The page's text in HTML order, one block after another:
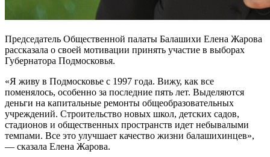
Председатель Общественной палаты Балашихи Елена Жарова
рассказала о своей мотивации принять участие в выборах
Губернатора Подмосковья.
«Я живу в Подмосковье с 1997 года. Вижу, как все
поменялось, особенно за последние пять лет. Выделяются
деньги на капитальные ремонты общеобразовательных
учреждений. Строительство новых школ, детских садов,
стадионов и общественных пространств идет небывалыми
темпами. Все это улучшает качество жизни балашихинцев»,
— сказала Елена Жарова.